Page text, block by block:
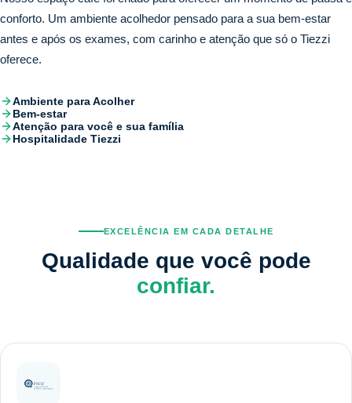
conforto. Um ambiente acolhedor pensado para a sua bem-estar
antes e após os exames, com carinho e atenção que só o Tiezzi
oferece.
Ambiente para Acolher
Bem-estar
Atenção para você e sua família
Hospitalidade Tiezzi
EXCELÊNCIA EM CADA DETALHE
Qualidade que você pode
confiar.